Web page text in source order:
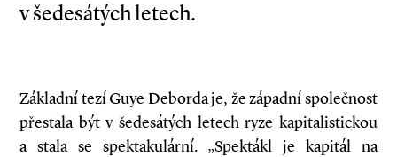
v šedesátých letech.
Základní tezí Guye Deborda je, že západní společnost
přestala být v šedesátých letech ryze kapitalistickou
a stala se spektakulární. „Spektákl je kapitál na